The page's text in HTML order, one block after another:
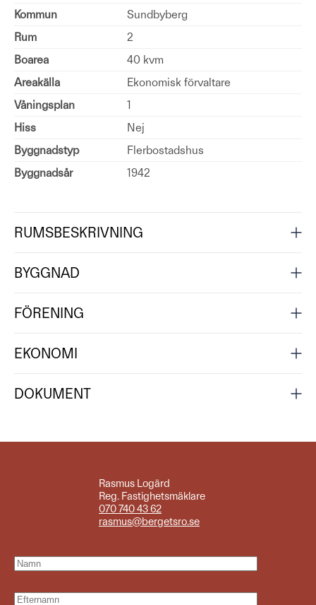
Kommun
Sundbyberg
Rum
2
Boarea
40 kvm
Areakälla
Ekonomisk förvaltare
Våningsplan
1
Hiss
Nej
Byggnadstyp
Flerbostadshus
Byggnadsår
1942
RUMSBESKRIVNING
BYGGNAD
FÖRENING
EKONOMI
DOKUMENT
Rasmus Logärd
Reg. Fastighetsmäklare
070 740 43 62
rasmus@bergetsro.se